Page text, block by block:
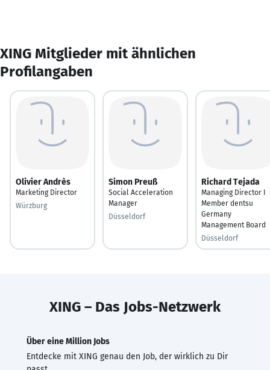
XING Mitglieder mit ähnlichen
Profilangaben
Olivier Andrès
Marketing Director
Würzburg
Simon Preuß
Social Acceleration
Manager
Düsseldorf
Richard Tejada
Managing Director I
Member dentsu
Germany
Management Board
Düsseldorf
XING – Das Jobs-Netzwerk
Über eine Million Jobs
Entdecke mit XING genau den Job, der wirklich zu Dir